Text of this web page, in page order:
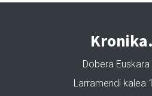
Dobera
Larramendi kalea